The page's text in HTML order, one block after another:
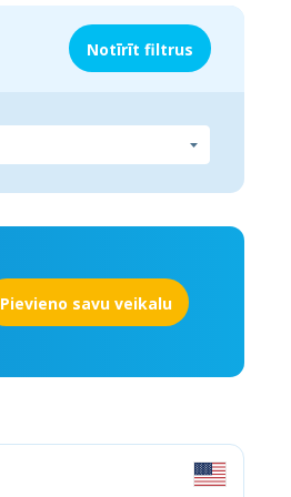
Notīrīt filtrus
Pievieno savu veikalu